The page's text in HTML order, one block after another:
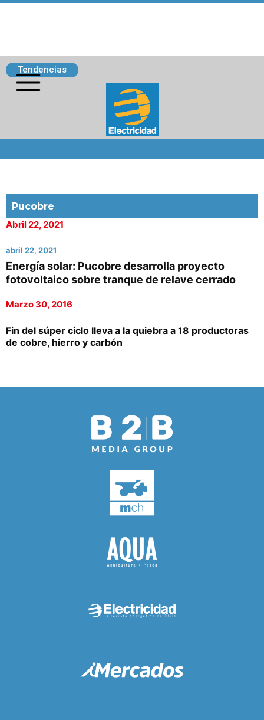
Tendencias
Pucobre
Abril 22, 2021
abril 22, 2021
Energía solar: Pucobre desarrolla proyecto
fotovoltaico sobre tranque de relave cerrado
Marzo 30, 2016
Fin del súper ciclo lleva a la quiebra a 18 productoras
de cobre, hierro y carbón